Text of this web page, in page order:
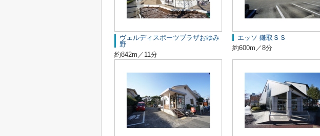
ヴェルディスポーツプラザおゆみ
野
約842m／11分
エッソ 鎌取ＳＳ
約600m／8分